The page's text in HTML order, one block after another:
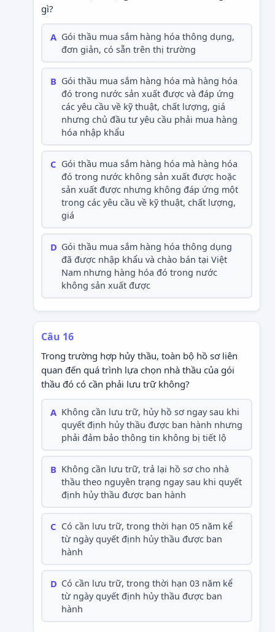
gì?
A Gói thầu mua sắm hàng hóa thông dụng,
đơn giản, có sẵn trên thị trường
B Gói thầu mua sắm hàng hóa mà hàng hóa
đó trong nước sản xuất được và đáp ứng
các yêu cầu về kỹ thuật, chất lượng, giá
nhưng chủ đầu tư yêu cầu phải mua hàng
hóa nhập khẩu
C Gói thầu mua sắm hàng hóa mà hàng hóa
đó trong nước không sản xuất được hoặc
sản xuất được nhưng không đáp ứng một
trong các yêu cầu về kỹ thuật, chất lượng,
giá
D Gói thầu mua sắm hàng hóa thông dụng
đã được nhập khẩu và chào bán tại Việt
Nam nhưng hàng hóa đó trong nước
không sản xuất được
Câu 16
Trong trường hợp hủy thầu, toàn bộ hồ sơ liên
quan đến quá trình lựa chọn nhà thầu của gói
thầu đó có cần phải lưu trữ không?
A Không cần lưu trữ, hủy hồ sơ ngay sau khi
quyết định hủy thầu được ban hành nhưng
phải đảm bảo thông tin không bị tiết lộ
B Không cần lưu trữ, trả lại hồ sơ cho nhà
thầu theo nguyên trạng ngay sau khi quyết
định hủy thầu được ban hành
C Có cần lưu trữ, trong thời hạn 05 năm kể
từ ngày quyết định hủy thầu được ban
hành
D Có cần lưu trữ, trong thời hạn 03 năm kể
từ ngày quyết định hủy thầu được ban
hành